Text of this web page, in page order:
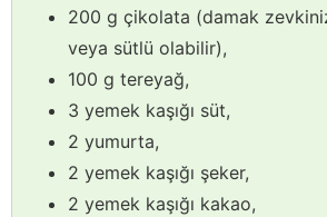
200 g çikolata (damak
veya sütlü olabilir),
100 g tereyağ,
3 yemek kaşığı süt,
2 yumurta,
2 yemek kaşığı şeker,
2 yemek kaşığı kakao,